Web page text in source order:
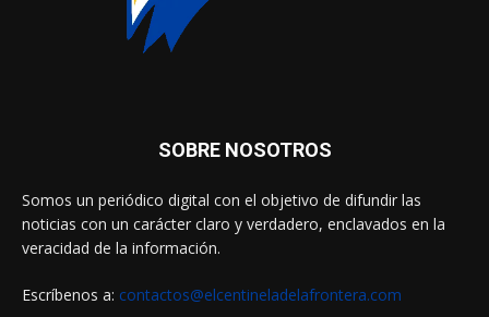
SOBRE NOSOTROS
Somos un periódico digital con el objetivo de difundir las
noticias con un carácter claro y verdadero, enclavados en la
veracidad de la información.
Escríbenos a: contactos@elcentineladelafrontera.com